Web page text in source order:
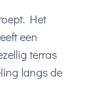
Het
een
terras
langs de